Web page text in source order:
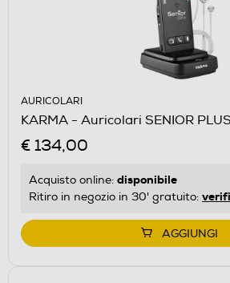
AURICOLARI
KARMA - Auricolari SENIOR
€ 134,00
Acquisto online: disponibile
Ritiro in negozio in 30' gratuito:
AGGIUNGI